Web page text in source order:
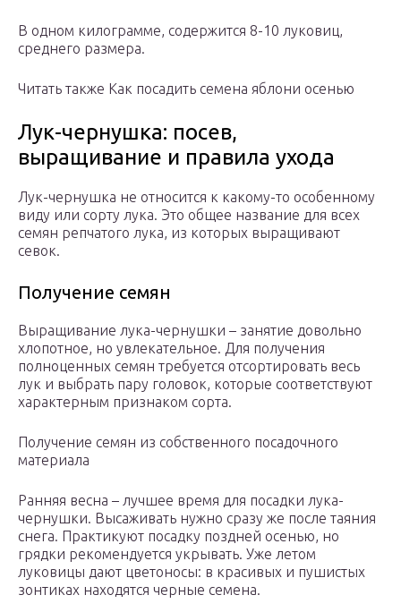
В одном килограмме, содержится 8-10 луковиц,
среднего размера.
Читать также Как посадить семена яблони осенью
Лук-чернушка: посев,
выращивание и правила ухода
Лук-чернушка не относится к какому-то особенному
виду или сорту лука. Это общее название для всех
семян репчатого лука, из которых выращивают
севок.
Получение семян
Выращивание лука-чернушки – занятие довольно
хлопотное, но увлекательное. Для получения
полноценных семян требуется отсортировать весь
лук и выбрать пару головок, которые соответствуют
характерным признаком сорта.
Получение семян из собственного посадочного
материала
Ранняя весна – лучшее время для посадки лука-
чернушки. Высаживать нужно сразу же после таяния
снега. Практикуют посадку поздней осенью, но
грядки рекомендуется укрывать. Уже летом
луковицы дают цветоносы: в красивых и пушистых
зонтиках находятся черные семена.